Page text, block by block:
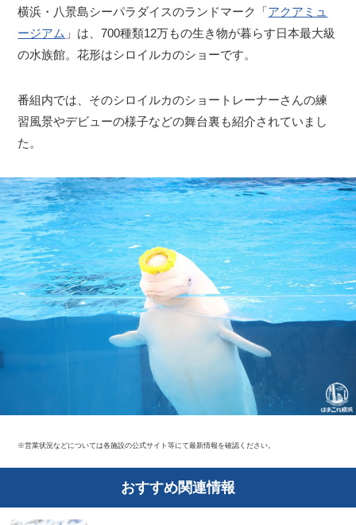
横浜・八景島シーパラダイスのランドマーク「アクアミュ
ージアム 」は、700種類12万もの生き物が暮らす日本最大級
の水族館。花形はシロイルカのショーです。
番組内では、そのシロイルカのショートレーナーさんの練
習風景やデビューの様子などの舞台裏も紹介されていまし
た。
※営業状況などについては各施設の公式サイト等にて最新情報を確認ください。
おすすめ関連情報